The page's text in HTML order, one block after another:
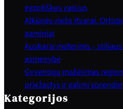
egzotiškus vaisius
Alkūnės-riešo įtvarai.
gaminiai
Auskarai moterims –
asmenybę
Gyventojų mažėjimas
priežastys ir galimi
Kategorijos